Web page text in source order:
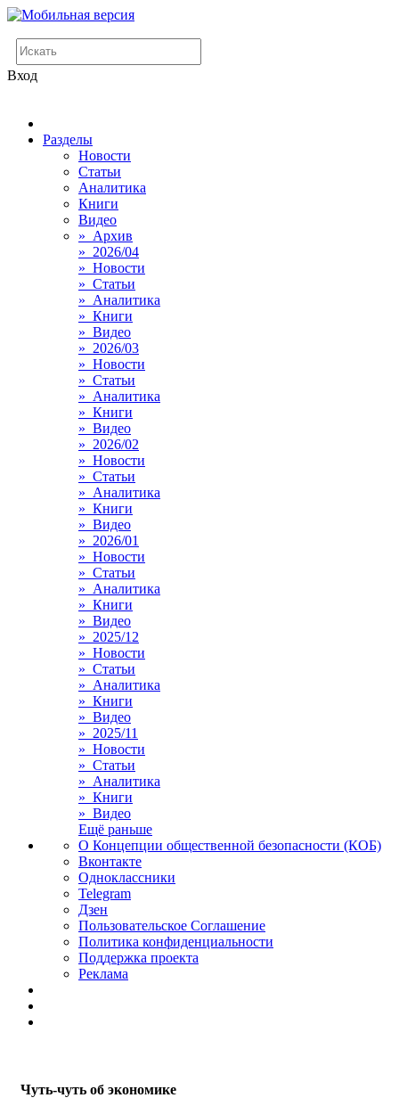
Вход
Разделы
Новости
Статьи
Аналитика
Книги
Видео
» Архив
» 2026/04
» Новости
» Статьи
» Аналитика
» Книги
» Видео
» 2026/03
» Новости
» Статьи
» Аналитика
» Книги
» Видео
» 2026/02
» Новости
» Статьи
» Аналитика
» Книги
» Видео
» 2026/01
» Новости
» Статьи
» Аналитика
» Книги
» Видео
» 2025/12
» Новости
» Статьи
» Аналитика
» Книги
» Видео
» 2025/11
» Новости
» Статьи
» Аналитика
» Книги
» Видео
Ещё раньше
О Концепции общественной безопасности (КОБ)
Вконтакте
Одноклассники
Telegram
Дзен
Пользовательское Соглашение
Политика конфиденциальности
Поддержка проекта
Реклама
Чуть-чуть об экономике